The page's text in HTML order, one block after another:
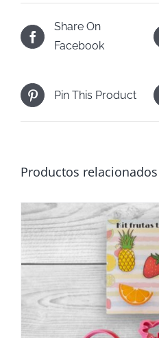
Share On
Facebook
Pin This Product
Productos relacionados